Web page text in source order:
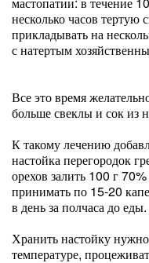
несколько часов
прикладывать на
с натертым
Все это время
больше свеклы и сок из
К такому лечению
настойка перегородок
орехов залить 100 г
принимать по 15-20
в день за полчаса до
Хранить настойку
температуре,